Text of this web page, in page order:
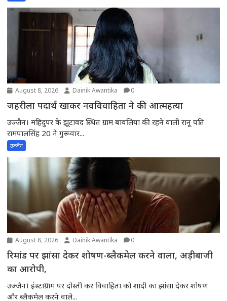
August 8, 2026 Dainik Awantika 0
जहरीला पदार्थ खाकर नवविवाहिता ने की आत्महत्या
उज्जैन। महिदुपर के झूटावद स्थित ग्राम बावलिया की रहने वाली रानू पति
रामपालसिंह 20 ने गुरूवार...
उज्जैन
August 8, 2026 Dainik Awantika 0
रिमांड पर झांसा देकर शोषण-ब्लैकमेल करने वाला, अड़ीबाजी
का आरोपी,
उज्जैन। इंस्टाग्राम पर दोस्ती कर विवाहिता को शादी का झांसा देकर शोषण
और ब्लैकमेल करने वाले...